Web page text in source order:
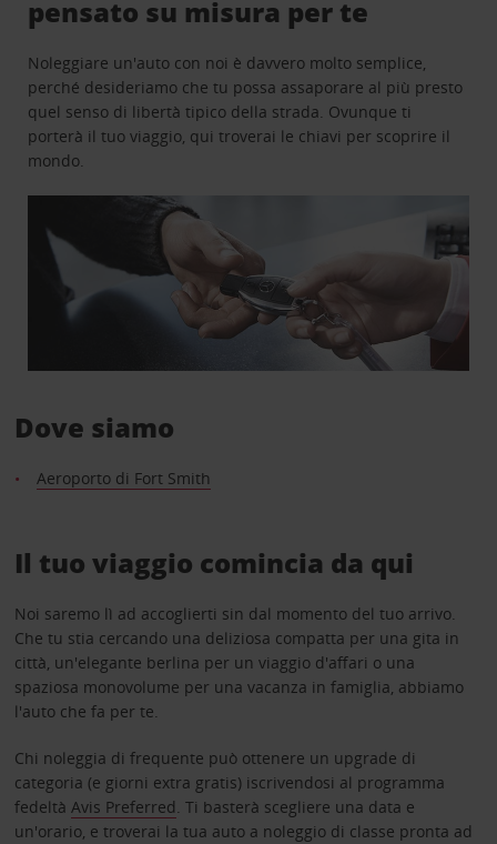
pensato su misura per te
Noleggiare un'auto con noi è davvero molto semplice,
perché desideriamo che tu possa assaporare al più presto
quel senso di libertà tipico della strada. Ovunque ti
porterà il tuo viaggio, qui troverai le chiavi per scoprire il
mondo.
Dove siamo
Aeroporto di Fort Smith
Il tuo viaggio comincia da qui
Noi saremo lì ad accoglierti sin dal momento del tuo arrivo.
Che tu stia cercando una deliziosa compatta per una gita in
città, un'elegante berlina per un viaggio d'affari o una
spaziosa monovolume per una vacanza in famiglia, abbiamo
l'auto che fa per te.
Chi noleggia di frequente può ottenere un upgrade di
categoria (e giorni extra gratis) iscrivendosi al programma
fedeltà Avis Preferred. Ti basterà scegliere una data e
un'orario, e troverai la tua auto a noleggio di classe pronta ad